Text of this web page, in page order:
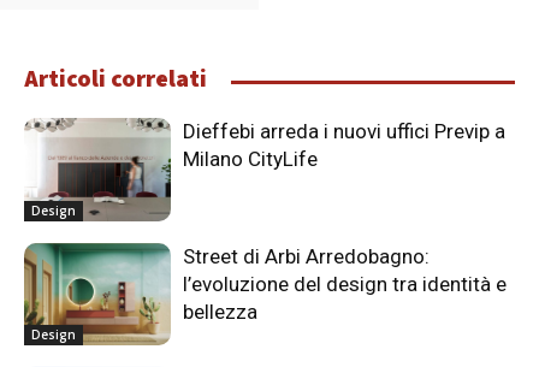
Articoli correlati
Design
Dieffebi arreda i nuovi uffici Previp a
Milano CityLife
Design
Street di Arbi Arredobagno:
l’evoluzione del design tra identità e
bellezza